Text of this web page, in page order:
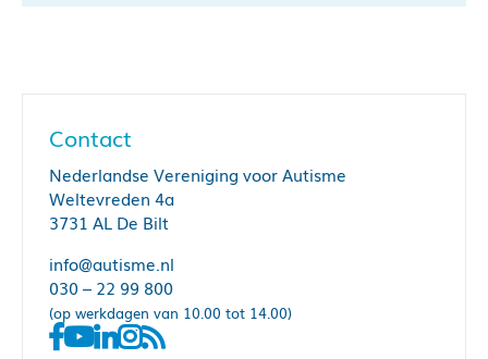
Contact
Nederlandse Vereniging voor Autisme
Weltevreden 4a
3731 AL De Bilt
info@autisme.nl
030 – 22 99 800
(op werkdagen van 10.00 tot 14.00)